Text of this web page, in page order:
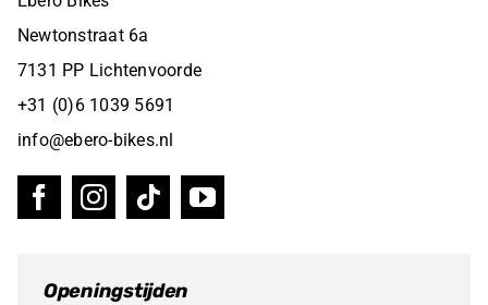
Newtonstraat 6a
7131 PP Lichtenvoorde
+31 (0)6 1039 5691
info@ebero-bikes.nl
Openingstijden